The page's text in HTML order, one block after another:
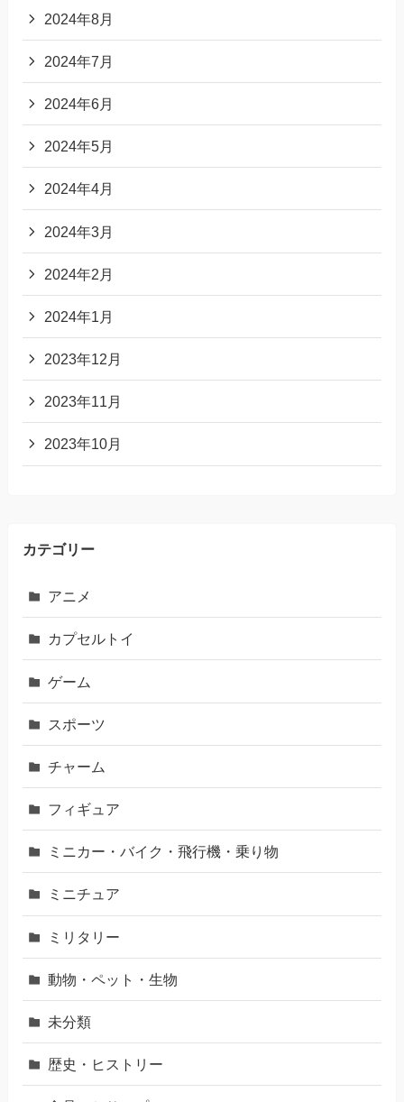
2024年8月
2024年7月
2024年6月
2024年5月
2024年4月
2024年3月
2024年2月
2024年1月
2023年12月
2023年11月
2023年10月
カテゴリー
アニメ
カプセルトイ
ゲーム
スポーツ
チャーム
フィギュア
ミニカー・バイク・飛行機・乗り物
ミニチュア
ミリタリー
動物・ペット・生物
未分類
歴史・ヒストリー